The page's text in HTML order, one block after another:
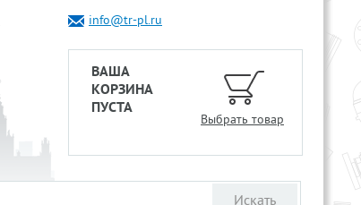
info@tr-pl.ru
ВАША
КОРЗИНА
ПУСТА
Выбрать товар